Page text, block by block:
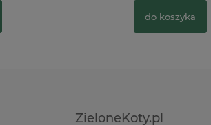
do koszyka
ZieloneKoty.pl